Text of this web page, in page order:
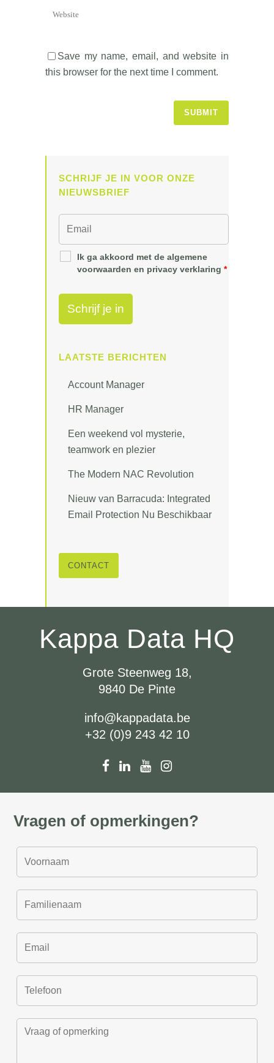
Save my name, email, and website in
this browser for the next time I comment.
SCHRIJF JE IN VOOR ONZE
NIEUWSBRIEF
Ik ga akkoord met de algemene
voorwaarden en privacy verklaring *
LAATSTE BERICHTEN
Account Manager
HR Manager
Een weekend vol mysterie,
teamwork en plezier
The Modern NAC Revolution
Nieuw van Barracuda: Integrated
Email Protection Nu Beschikbaar
CONTACT
Kappa Data HQ
Grote Steenweg 18,
9840 De Pinte
info@kappadata.be
+32 (0)9 243 42 10
Vragen of opmerkingen?